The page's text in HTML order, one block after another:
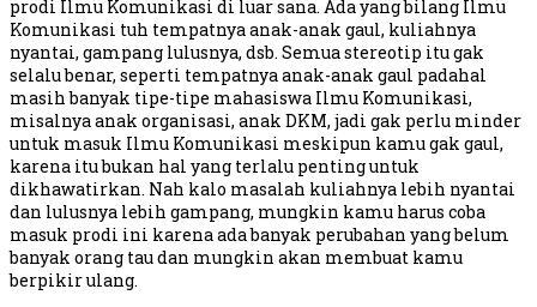
prodi Ilmu Komunikasi di luar sana. Ada yang bilang Ilmu
Komunikasi tuh tempatnya anak-anak gaul, kuliahnya
nyantai, gampang lulusnya, dsb. Semua stereotip itu gak
selalu benar, seperti tempatnya anak-anak gaul padahal
masih banyak tipe-tipe mahasiswa Ilmu Komunikasi,
misalnya anak organisasi, anak DKM, jadi gak perlu minder
untuk masuk Ilmu Komunikasi meskipun kamu gak gaul,
karena itu bukan hal yang terlalu penting untuk
dikhawatirkan. Nah kalo masalah kuliahnya lebih nyantai
dan lulusnya lebih gampang, mungkin kamu harus coba
masuk prodi ini karena ada banyak perubahan yang belum
banyak orang tau dan mungkin akan membuat kamu
berpikir ulang.